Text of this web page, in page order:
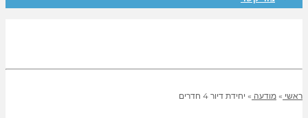
ראשי » מודעה » יחידת דיור 4 חדרים